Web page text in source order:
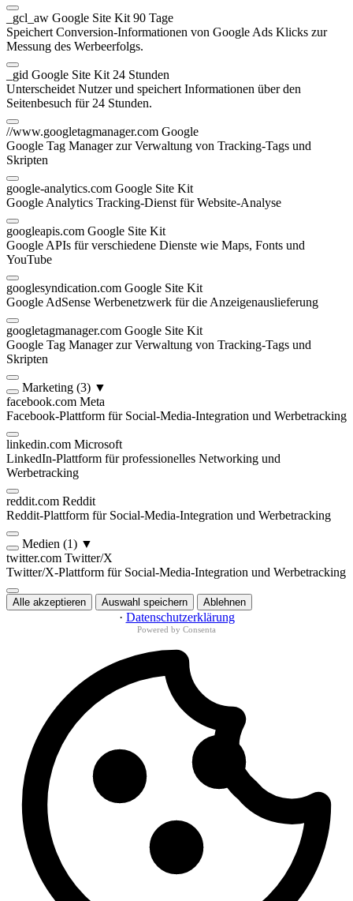
_gcl_aw Google Site Kit 90 Tage
Speichert Conversion-Informationen von Google Ads Klicks zur
Messung des Werbeerfolgs.
_gid Google Site Kit 24 Stunden
Unterscheidet Nutzer und speichert Informationen über den
Seitenbesuch für 24 Stunden.
//www.googletagmanager.com Google
Google Tag Manager zur Verwaltung von Tracking-Tags und
Skripten
google-analytics.com Google Site Kit
Google Analytics Tracking-Dienst für Website-Analyse
googleapis.com Google Site Kit
Google APIs für verschiedene Dienste wie Maps, Fonts und
YouTube
googlesyndication.com Google Site Kit
Google AdSense Werbenetzwerk für die Anzeigenauslieferung
googletagmanager.com Google Site Kit
Google Tag Manager zur Verwaltung von Tracking-Tags und
Skripten
Marketing (3) ▼
facebook.com Meta
Facebook-Plattform für Social-Media-Integration und Werbetracking
linkedin.com Microsoft
LinkedIn-Plattform für professionelles Networking und
Werbetracking
reddit.com Reddit
Reddit-Plattform für Social-Media-Integration und Werbetracking
Medien (1) ▼
twitter.com Twitter/X
Twitter/X-Plattform für Social-Media-Integration und Werbetracking
Alle akzeptieren Auswahl speichern Ablehnen
· Datenschutzerklärung
Powered by Consenta